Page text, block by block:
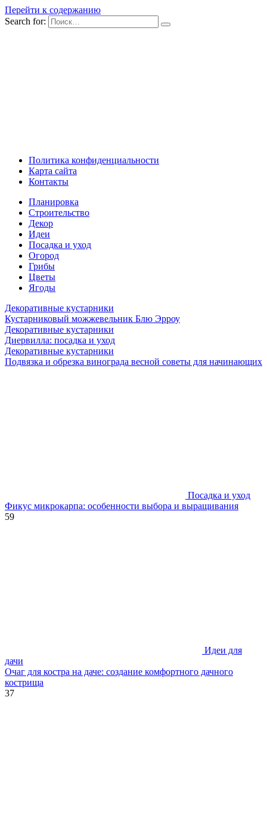
Перейти к содержанию
Search for:
Политика конфиденциальности
Карта сайта
Контакты
Планировка
Строительство
Декор
Идеи
Посадка и уход
Огород
Грибы
Цветы
Ягоды
Декоративные кустарники
Кустарниковый можжевельник Блю Эрроу
Декоративные кустарники
Диервилла: посадка и уход
Декоративные кустарники
Подвязка и обрезка винограда весной советы для начинающих
Посадка и уход
Фикус микрокарпа: особенности выбора и выращивания
59
Идеи для
дачи
Очаг для костра на даче: создание комфортного дачного
кострища
37